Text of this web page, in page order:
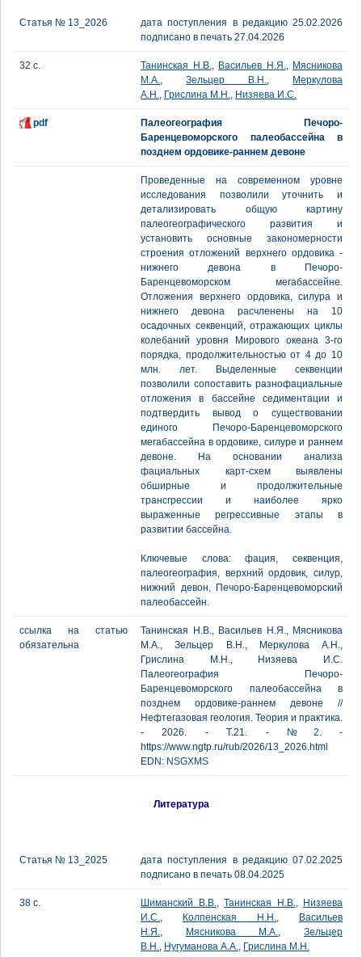
Статья № 13_2026
дата поступления в редакцию 25.02.2026
подписано в печать 27.04.2026
32 с. Танинская Н.В., Васильев Н.Я., Мясникова
М.А., Зельцер В.Н.,
Меркулова
А.Н., Грислина М.Н., Низяева И.С.
pdf
Палеогеография Печоро-
Баренцевоморского палеобассейна в
позднем ордовике-раннем девоне
Проведенные на современном уровне
исследования позволили уточнить и
детализировать общую картину
палеогеографического развития и
установить основные закономерности
строения отложений верхнего ордовика -
нижнего девона в Печоро-
Баренцевоморском мегабассейне.
Отложения верхнего ордовика, силура и
нижнего девона расчленены на 10
осадочных секвенций, отражающих циклы
колебаний уровня Мирового океана 3-го
порядка, продолжительностью от 4 до 10
млн. лет. Выделенные секвенции
позволили сопоставить разнофациальные
отложения в бассейне седиментации и
подтвердить вывод о существовании
единого Печоро-Баренцевоморского
мегабассейна в ордовике, силуре и раннем
девоне. На основании анализа
фациальных карт-схем выявлены
обширные и продолжительные
трансгрессии и наиболее ярко
выраженные регрессивные этапы в
развитии бассейна.
Ключевые слова: фация, секвенция,
палеогеография, верхний ордовик, силур,
нижний девон, Печоро-Баренцевоморский
палеобассейн.
ссылка на статью
обязательна
Танинская Н.В., Васильев Н.Я., Мясникова
М.А., Зельцер В.Н., Меркулова А.Н.,
Грислина М.Н., Низяева И.С.
Палеогеография Печоро-
Баренцевоморского палеобассейна в
позднем ордовике-раннем девоне //
Нефтегазовая геология. Теория и практика.
- 2026. - Т.21. - №2. -
https://www.ngtp.ru/rub/2026/13_2026.html
EDN: NSGXMS
Литература
Статья № 13_2025
дата поступления в редакцию 07.02.2025
подписано в печать 08.04.2025
38 с. Шиманский В.В., Танинская Н.В., Низяева
И.С., Колпенская Н.Н.,
Васильев
Н.Я., Мясникова М.А.,Зельцер
В.Н., Нугуманова А.А., Грислина М.Н.